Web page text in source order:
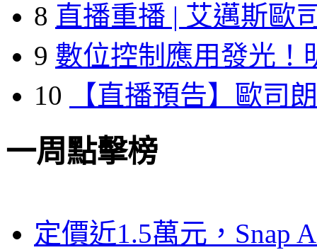
8 直播重播 | 艾邁斯歐
9 數位控制應用發光！
10
【直播預告】歐司
一周點擊榜
定價近1.5萬元，Snap